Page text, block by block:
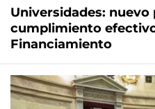
Universidades:
cumplimiento
Financiamiento